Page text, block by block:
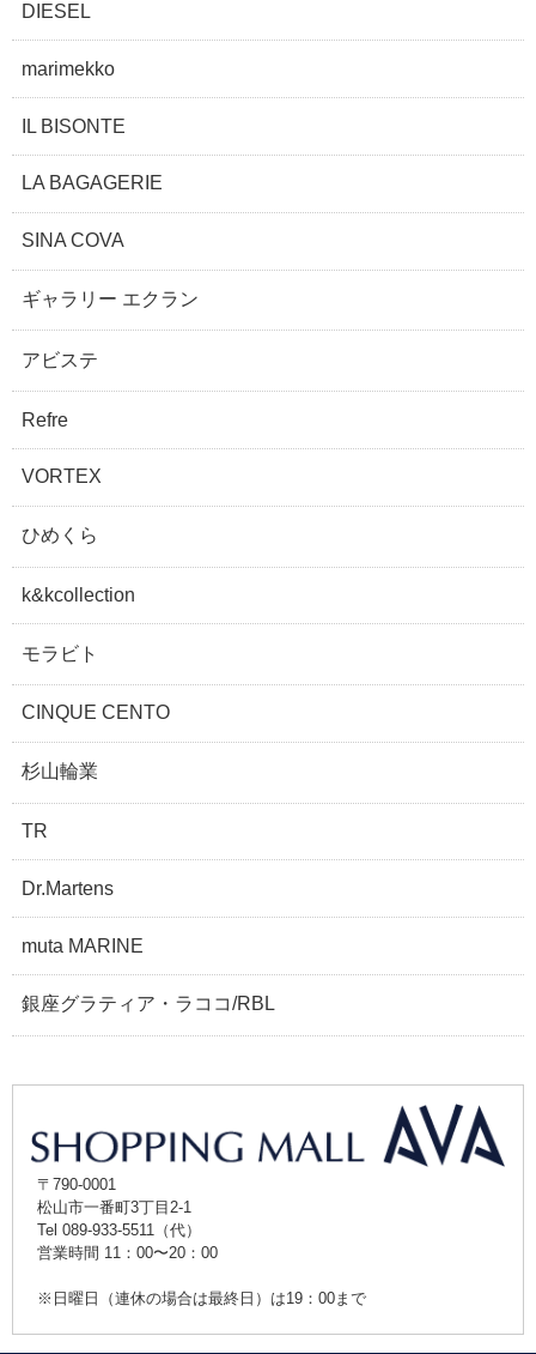
DIESEL
marimekko
IL BISONTE
LA BAGAGERIE
SINA COVA
ギャラリー エクラン
アビステ
Refre
VORTEX
ひめくら
k&kcollection
モラビト
CINQUE CENTO
杉山輪業
TR
Dr.Martens
muta MARINE
銀座グラティア・ラココ/RBL
〒790-0001
松山市一番町3丁目2-1
Tel 089-933-5511（代）
営業時間 11：00〜20：00
※日曜日（連休の場合は最終日）は19：00まで